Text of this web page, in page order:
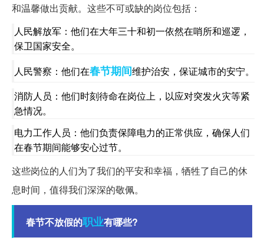
和温馨做出贡献。这些不可或缺的岗位包括：
人民解放军：他们在大年三十和初一依然在哨所和巡逻，
保卫国家安全。
人民警察：他们在春节期间维护治安，保证城市的安宁。
消防人员：他们时刻待命在岗位上，以应对突发火灾等紧
急情况。
电力工作人员：他们负责保障电力的正常供应，确保人们
在春节期间能够安心过节。
这些岗位的人们为了我们的平安和幸福，牺牲了自己的休
息时间，值得我们深深的敬佩。
春节不放假的职业有哪些?